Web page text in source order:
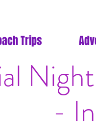
Trips
-